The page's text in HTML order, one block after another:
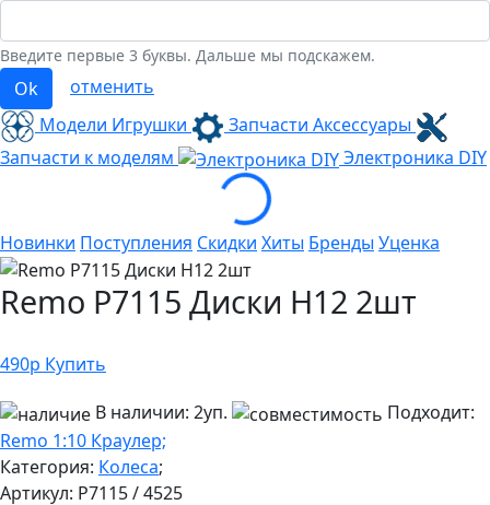
Введите первые 3 буквы. Дальше мы подскажем.
Ok
отменить
Модели Игрушки
Запчасти Аксессуары
Запчасти к моделям
Электроника DIY
Loading...
Новинки Поступления Скидки Хиты Бренды Уценка
Remo P7115 Диски H12 2шт
490р Купить
В наличии: 2уп.
Подходит:
Remo 1:10 Краулер;
Категория: Колеса;
Артикул: P7115 / 4525